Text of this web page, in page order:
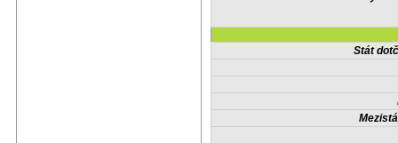
Stát